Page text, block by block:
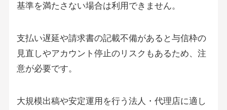
基準を満たさない場合は利用できません。
支払い遅延や請求書の記載不備があると与信枠の
見直しやアカウント停止のリスクもあるため、注
意が必要です。
大規模出稿や安定運用を行う法人・代理店に適し